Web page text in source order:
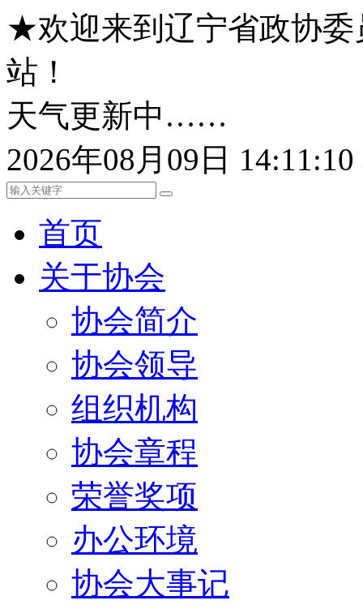
★欢迎来到辽宁省政协委
站！
天气更新中……
2026年08月09日
首页
关于协会
协会简介
协会领导
组织机构
协会章程
荣誉奖项
办公环境
协会大事记